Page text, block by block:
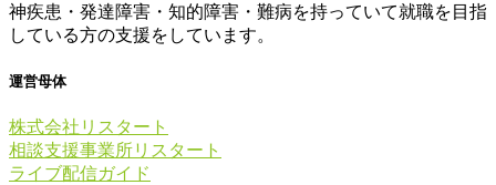
神疾患・発達障害・知的障害・難病を持っていて就職を目指
している方の支援をしています。
運営母体
株式会社リスタート
相談支援事業所リスタート
ライブ配信ガイド